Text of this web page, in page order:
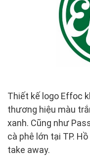
Thiết kế logo Effoc
thương hiệu màu
xanh. Cũng như
cà phê lớn tại TP.
take away.